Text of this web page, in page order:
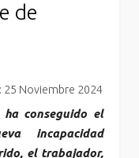
de
25 Noviembre 2024
conseguido el
incapacidad
el trabajador,